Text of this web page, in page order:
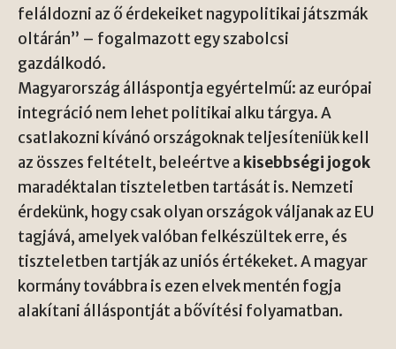
feláldozni az ő érdekeiket nagypolitikai játszmák
oltárán” – fogalmazott egy szabolcsi
gazdálkodó.
Magyarország álláspontja egyértelmű: az európai
integráció nem lehet politikai alku tárgya. A
csatlakozni kívánó országoknak teljesíteniük kell
az összes feltételt, beleértve a kisebbségi jogok
maradéktalan tiszteletben tartását is. Nemzeti
érdekünk, hogy csak olyan országok váljanak az EU
tagjává, amelyek valóban felkészültek erre, és
tiszteletben tartják az uniós értékeket. A magyar
kormány továbbra is ezen elvek mentén fogja
alakítani álláspontját a bővítési folyamatban.